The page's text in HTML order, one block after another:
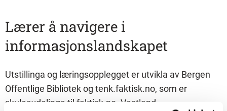
Lærer å navigere i
informasjonslandskapet
Utstillinga og læringsopplegget er utvikla av Bergen
Offentlige Bibliotek og tenk.faktisk.no, som er
skuleavdelinga til faktisk.no. Vestland